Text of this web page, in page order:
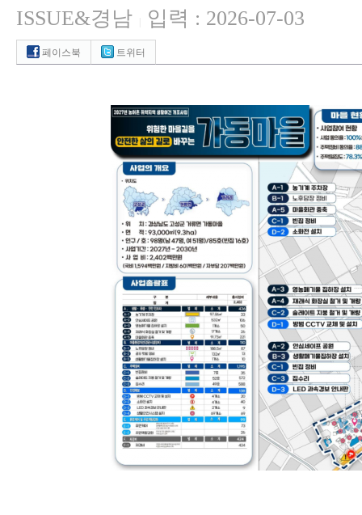
ISSUE&경남 입력 : 2026-07-03
페이스북 트위터